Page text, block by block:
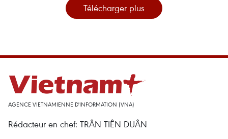
Télécharger plus
AGENCE VIETNAMIENNE D'INFORMATION (VNA)
Rédacteur en chef: TRÂN TIÊN DUÂN